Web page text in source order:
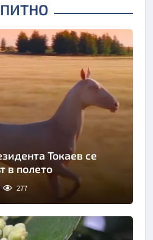
Токаев се
в полето
277